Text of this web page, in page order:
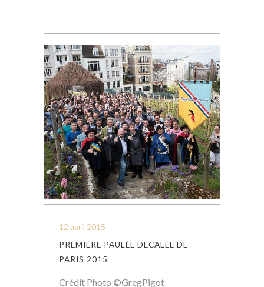
12 avril 2015
PREMIÈRE PAULÉE DÉCALÉE DE
PARIS 2015
Crédit Photo ©GregPigot